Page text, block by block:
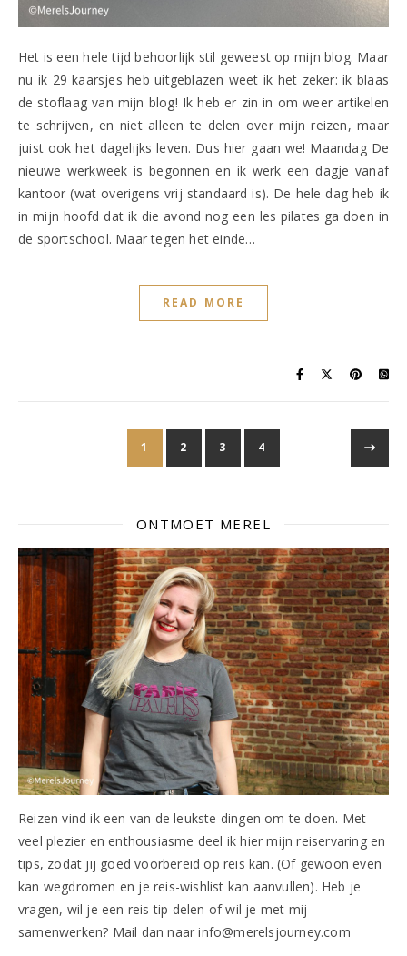
Het is een hele tijd behoorlijk stil geweest op mijn blog. Maar
nu ik 29 kaarsjes heb uitgeblazen weet ik het zeker: ik blaas
de stoflaag van mijn blog! Ik heb er zin in om weer artikelen
te schrijven, en niet alleen te delen over mijn reizen, maar
juist ook het dagelijks leven. Dus hier gaan we! Maandag De
nieuwe werkweek is begonnen en ik werk een dagje vanaf
kantoor (wat overigens vrij standaard is). De hele dag heb ik
in mijn hoofd dat ik die avond nog een les pilates ga doen in
de sportschool. Maar tegen het einde…
READ MORE
1 2 3 4
ONTMOET MEREL
Reizen vind ik een van de leukste dingen om te doen. Met
veel plezier en enthousiasme deel ik hier mijn reiservaring en
tips, zodat jij goed voorbereid op reis kan. (Of gewoon even
kan wegdromen en je reis-wishlist kan aanvullen). Heb je
vragen, wil je een reis tip delen of wil je met mij
samenwerken? Mail dan naar info@merelsjourney.com